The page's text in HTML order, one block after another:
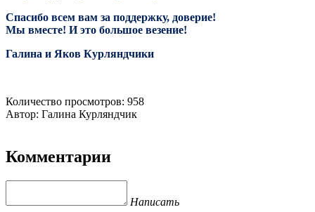
Спасибо всем вам за поддержку, доверие!
Мы вместе! И это большое везение!
Галина и Яков Курляндчики
Количество просмотров: 958
Автор: Галина Курляндчик
Комментарии
Написать